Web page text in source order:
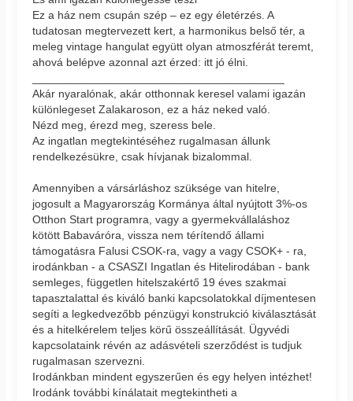
Ez a ház nem csupán szép – ez egy életérzés. A
tudatosan megtervezett kert, a harmonikus belső tér, a
meleg vintage hangulat együtt olyan atmoszférát teremt,
ahová belépve azonnal azt érzed: itt jó élni.
Akár nyaralónak, akár otthonnak keresel valami igazán
különlegeset Zalakaroson, ez a ház neked való.
Nézd meg, érezd meg, szeress bele.
Az ingatlan megtekintéséhez rugalmasan állunk
rendelkezésükre, csak hívjanak bizalommal.
Amennyiben a vársárláshoz szüksége van hitelre,
jogosult a Magyarország Kormánya által nyújtott 3%-os
Otthon Start programra, vagy a gyermekvállaláshoz
kötött Babaváróra, vissza nem térítendő állami
támogatásra Falusi CSOK-ra, vagy a vagy CSOK+ - ra,
irodánkban - a CSASZI Ingatlan és Hitelirodában - bank
semleges, független hitelszakértő 19 éves szakmai
tapasztalattal és kiváló banki kapcsolatokkal díjmentesen
segíti a legkedvezőbb pénzügyi konstrukció kiválasztását
és a hitelkérelem teljes körű összeállítását. Ügyvédi
kapcsolataink révén az adásvételi szerződést is tudjuk
rugalmasan szervezni.
Irodánkban mindent egyszerűen és egy helyen intézhet!
Irodánk további kínálatait megtekintheti a